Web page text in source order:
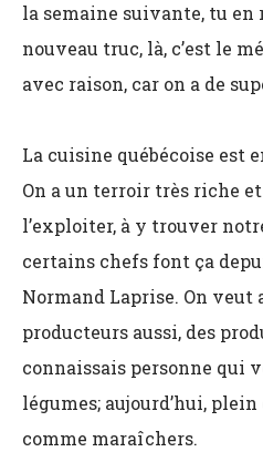
la semaine suivante, tu en
nouveau truc, là, c’est le
avec raison, car on a de
La cuisine québécoise est
On a un terroir très riche
l’exploiter, à y trouver
certains chefs font ça
Normand Laprise. On veut
producteurs aussi, des
connaissais personne qui
légumes; aujourd’hui,
comme maraîchers.